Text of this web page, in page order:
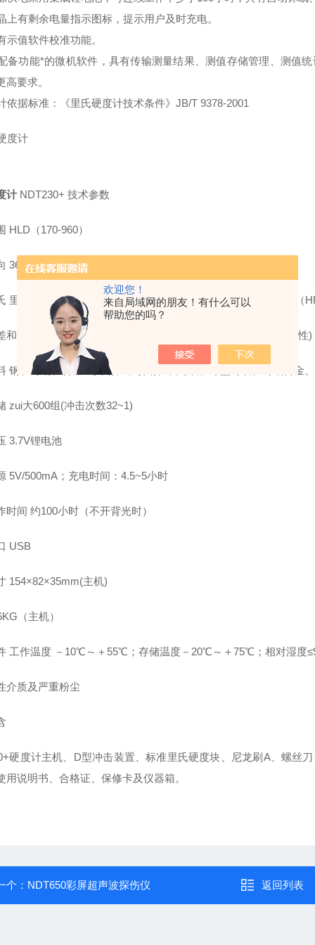
欢迎您！
来自局域网的朋友！有什么可以
帮助您的吗？
上有剩余电量指示图标，提示用户及时充电。
示值软件校准功能。
备功能*的微机软件，具有传输测量结果、测值存储管理、测值
高要求。
依据标准：《里氏硬度计技术条件》JB/T 9378-2001
计 NDT230+ 技术参数
HLD（170-960）
360°（垂直向下、斜下、水平、斜上、垂直向上）
里氏HL、布氏HB、洛氏B（HRB）、洛氏C（HRC）、洛氏A（
和示值重复性 D型冲击装置 ±6HLD(示值误差) ±6HLD(示值重复性)
钢和铸钢、合金工具钢、不锈钢、灰铸铁、球墨铸铁、铸铝合金
zui大600组(冲击次数32~1)
3.7V锂电池
5V/500mA；充电时间：4.5~5小时
时间 约100小时（不开背光时）
USB
154×82×35mm(主机)
（主机）
工作温度 －10℃～＋55℃；存储温度－20℃～＋75℃；相对湿度
介质及严重粉尘
硬度计主机、D型冲击装置、标准里氏硬度块、尼龙刷A、螺丝
用说明书、合格证、保修卡及仪器箱。
个： NDT650彩屏超声波探伤仪 返回列表